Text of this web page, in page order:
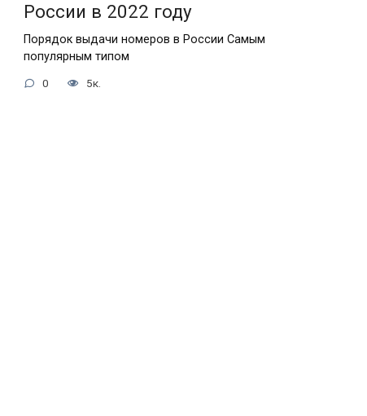
России в 2022 году
Порядок выдачи номеров в России Самым
популярным типом
0 5к.